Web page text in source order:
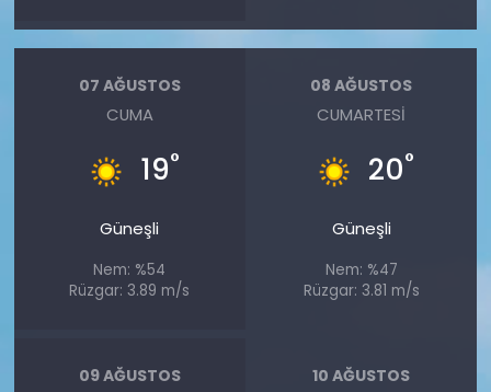
07 AĞUSTOS
CUMA
19°
Güneşli
Nem: %54
Rüzgar: 3.89 m/s
08 AĞUSTOS
CUMARTESI
20°
Güneşli
Nem: %47
Rüzgar: 3.81 m/s
09 AĞUSTOS 10 AĞUSTOS